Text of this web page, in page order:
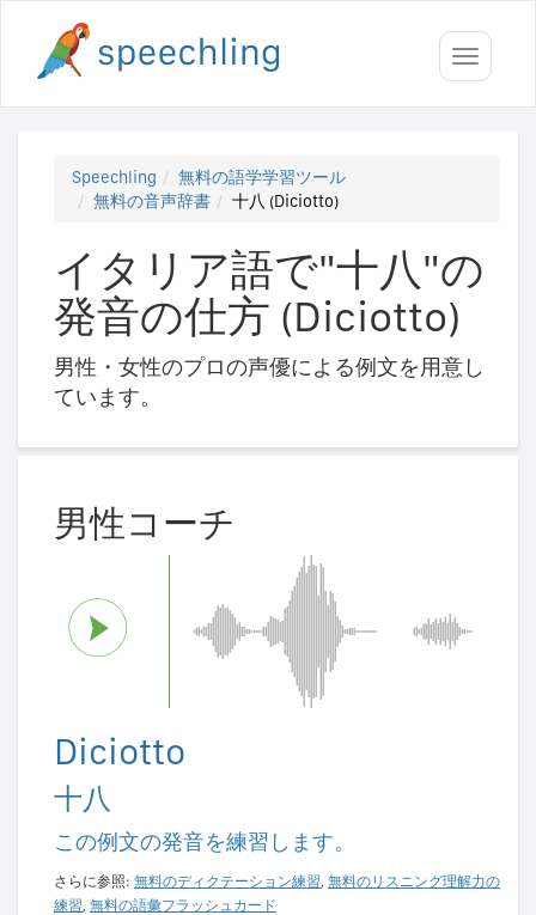
Toggle
Speechling
無料の語学学習ツール
無料の音声辞書
十八 (Diciotto)
イタリア語で"十八"の
発音の仕方 (Diciotto)
男性・女性のプロの声優による例文を用意し
ています。
男性コーチ
Diciotto
十八
この例文の発音を練習します。
さらに参照: 無料のディクテーション練習, 無料のリスニング理解力の
練習, 無料の語彙フラッシュカード